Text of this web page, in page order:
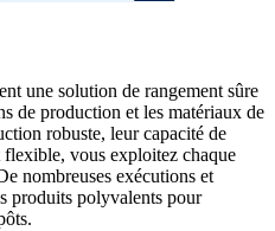
une solution de rangement sûre
de production et les matériaux de
robuste, leur capacité de
flexible, vous exploitez chaque
nombreuses exécutions et
produits polyvalents pour